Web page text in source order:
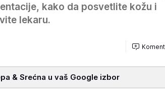
kako da posvetlite kožu i
lekaru.
& Srećna u vaš Google izbor